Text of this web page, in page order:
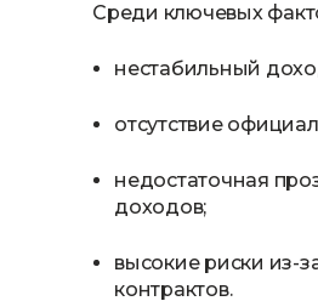
Среди ключевых
нестабильный
отсутствие
недостаточная
доходов;
высокие риски из-
контрактов.